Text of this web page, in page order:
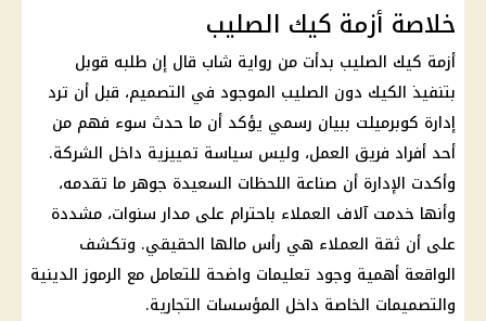
خلاصة أزمة كيك الصليب
أزمة كيك الصليب بدأت من رواية شاب قال إن طلبه قوبل
بتنفيذ الكيك دون الصليب الموجود في التصميم، قبل أن ترد
إدارة كوبرميلت ببيان رسمي يؤكد أن ما حدث سوء فهم من
أحد أفراد فريق العمل، وليس سياسة تمييزية داخل الشركة.
وأكدت الإدارة أن صناعة اللحظات السعيدة جوهر ما تقدمه،
وأنها خدمت آلاف العملاء باحترام على مدار سنوات، مشددة
على أن ثقة العملاء هي رأس مالها الحقيقي. وتكشف
الواقعة أهمية وجود تعليمات واضحة للتعامل مع الرموز الدينية
والتصميمات الخاصة داخل المؤسسات التجارية.